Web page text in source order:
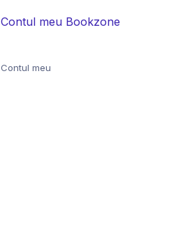
Contul meu Bookzone
Contul meu